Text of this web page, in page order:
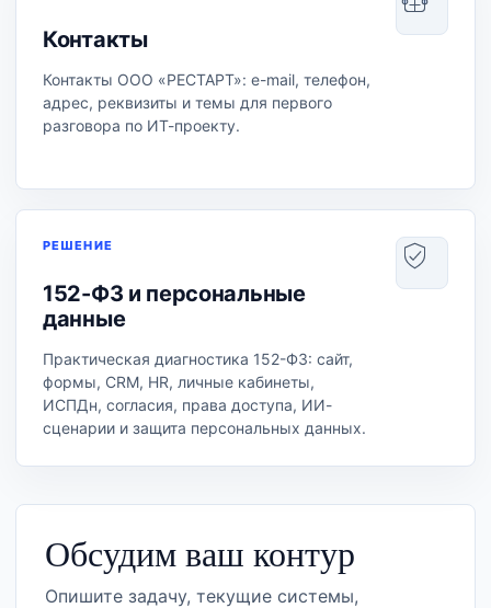
Контакты
Контакты ООО «РЕСТАРТ»: e-mail, телефон,
адрес, реквизиты и темы для первого
разговора по ИТ-проекту.
РЕШЕНИЕ
152-ФЗ и персональные
данные
Практическая диагностика 152-ФЗ: сайт,
формы, CRM, HR, личные кабинеты,
ИСПДн, согласия, права доступа, ИИ-
сценарии и защита персональных данных.
Обсудим ваш контур
Опишите задачу, текущие системы,